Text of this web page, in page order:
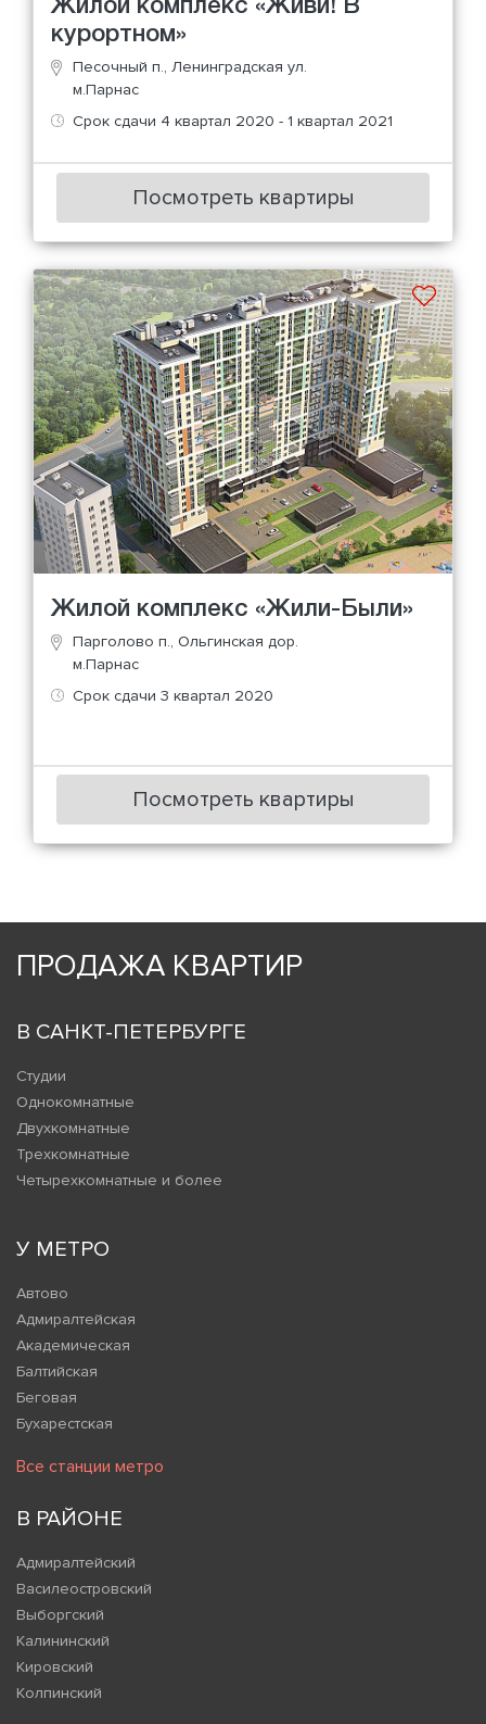
Жилой комплекс «Живи! В
курортном»
Песочный п., Ленинградская ул.
м.Парнас
Срок сдачи 4 квартал 2020 - 1 квартал 2021
Посмотреть квартиры
Жилой комплекс «Жили-Были»
Парголово п., Ольгинская дор.
м.Парнас
Срок сдачи 3 квартал 2020
Посмотреть квартиры
ПРОДАЖА КВАРТИР
В САНКТ-ПЕТЕРБУРГЕ
Студии
Однокомнатные
Двухкомнатные
Трехкомнатные
Четырехкомнатные и более
У МЕТРО
Автово
Адмиралтейская
Академическая
Балтийская
Беговая
Бухарестская
Все станции метро
В РАЙОНЕ
Адмиралтейский
Василеостровский
Выборгский
Калининский
Кировский
Колпинский